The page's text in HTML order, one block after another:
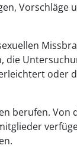
oder
berufen.